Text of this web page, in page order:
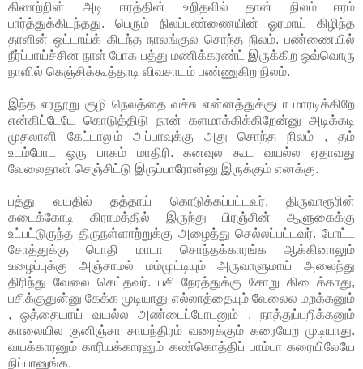
கிணற்றின் அடி ஈரத்தின் உறிதலில் தான் நிலம் ஈரம்
பார்த்துக்கிடந்தது. பெரும் நிலப்பண்ணையின் ஓரமாய் கிழிந்த
தாளின் ஒட்டாய்க் கிடந்த நாலங்குல சொந்த நிலம். பண்ணையில்
நீர்ப்பாய்ச்சின நாள் போக பத்து மணிக்கரண்ட் இருக்கிற ஒவ்வொரு
நாளில் கெஞ்சிக்கூத்தாடி விவசாயம் பண்ணுகிற நிலம்.
இந்த எரநூறு குழி நெலத்தை வச்சு என்னத்துக்குடா மாரடிக்கிறே
என்கிட்டேயே கொடுத்திடு நான் களமாக்கிக்கிறேன்னு அடிக்கடி
முதலாளி கேட்டாலும் அப்பாவுக்கு அது சொந்த நிலம் , தம்
உடம்போட ஒரு பாகம் மாதிரி. கனவுல கூட வயல்ல ஏதாவது
வேலைதான் செஞ்சிட்டு இருப்பாரோன்னு இருக்கும் எனக்கு.
பத்து வயதில் தத்தாய் கொடுக்கப்பட்டவர், திருவாரூரின்
கடைக்கோடி கிராமத்தில் இருந்து பிரஞ்சின் ஆளுகைக்கு
உட்பட்டுருந்த திருநள்ளாற்றுக்கு அழைத்து செல்லப்பட்டவர். போட்ட
சோத்துக்கு பொதி மாடா சொந்தக்காரங்க ஆக்கினாலும்
உழைப்புக்கு அஞ்சாமல் மம்முட்டியும் அருவாளுமாய் அலைந்து
திரிந்து வேலை செய்தவர். பசி நேரத்துக்கு சோறு கிடைக்காது,
பசிக்குதுன்னு கேக்க முடியாது எல்லாத்தையும் வேலைல மறக்கனும்
, ஒத்தையாய் வயல்ல அண்டைப்போடனும் , நாத்துப்பறிக்கனும்
காலையில குனிஞ்சா சாயந்திரம் வரைக்கும் கரையேற முடியாது.
வயக்காரனும் காரியக்காரனும் கண்கொத்திப் பாம்பா கரையிலேயே
நிப்பானுங்க.